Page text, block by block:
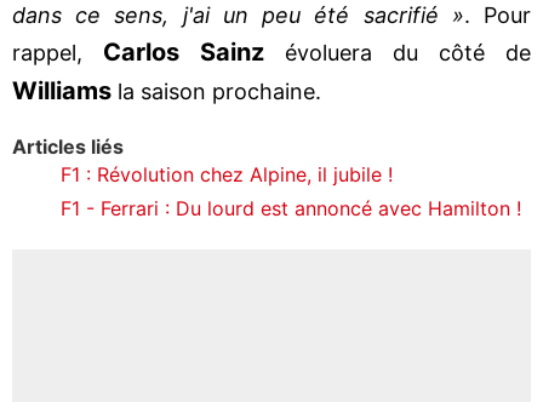
dans ce sens, j'ai un peu été sacrifié ». Pour
rappel, Carlos Sainz évoluera du côté de
Williams la saison prochaine.
Articles liés
F1 : Révolution chez Alpine, il jubile !
F1 - Ferrari : Du lourd est annoncé avec Hamilton !